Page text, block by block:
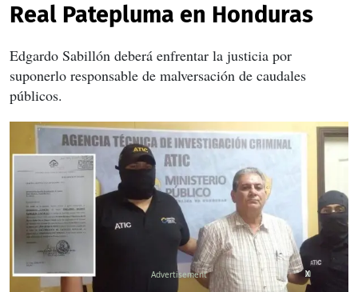
Real Patepluma en Honduras
Edgardo Sabillón deberá enfrentar la justicia por
suponerlo responsable de malversación de caudales
públicos.
X
X